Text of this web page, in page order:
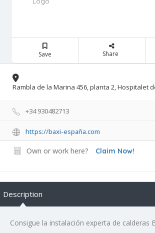
Save Share
Rambla de la Marina 456, planta 2, Hospitalet
+34 930482713
https://baxi-españa.com
Own or work here? Claim Now!
Description
Consigue la instalación experta de calderas